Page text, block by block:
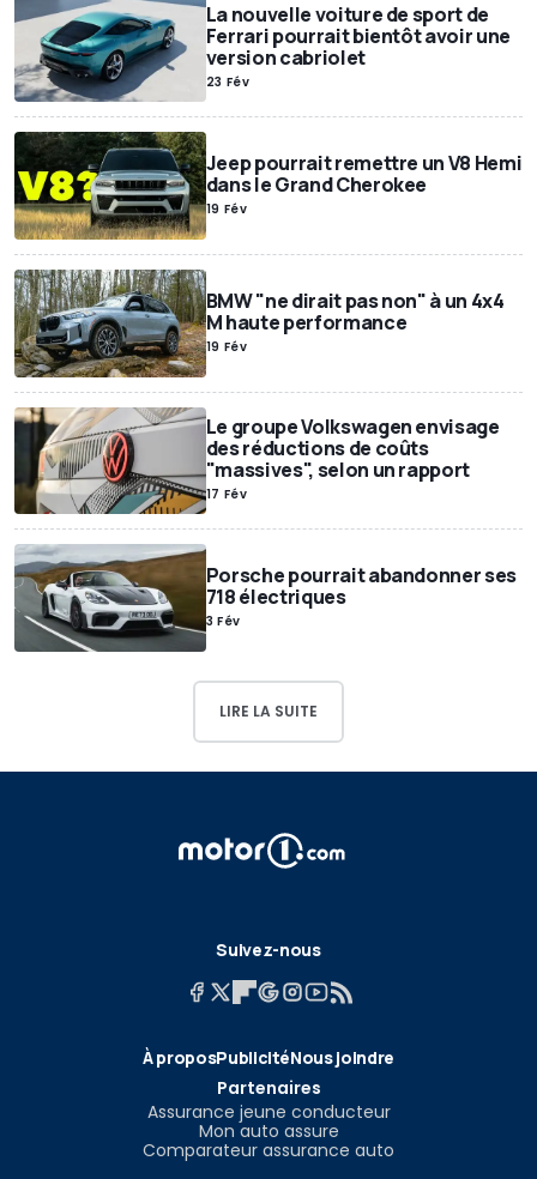
La nouvelle voiture de sport de
Ferrari pourrait bientôt avoir une
version cabriolet
23 Fév
Jeep pourrait remettre un V8 Hemi
dans le Grand Cherokee
19 Fév
BMW "ne dirait pas non" à un 4x4
M haute performance
19 Fév
Le groupe Volkswagen envisage
des réductions de coûts
"massives", selon un rapport
17 Fév
Porsche pourrait abandonner ses
718 électriques
3 Fév
LIRE LA SUITE
Suivez-nous
À proposPublicitéNous joindre
Partenaires
Assurance jeune conducteur
Mon auto assure
Comparateur assurance auto